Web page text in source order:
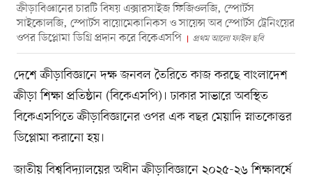
ক্রীড়াবিজ্ঞানের চারটি বিষয় এক্সারসাইজ ফিজিওলজি, স্পোর্টস
সাইকোলজি, স্পোর্টস বায়োমেকানিকস ও সায়েন্স অব স্পোর্টস ট্রেনিংয়ের
ওপর ডিপ্লোমা ডিগ্রি প্রদান করে বিকেএসপি
প্রথম আলো ফাইল ছবি
দেশে ক্রীড়াবিজ্ঞানে দক্ষ জনবল তৈরিতে কাজ করছে বাংলাদেশ
ক্রীড়া শিক্ষা প্রতিষ্ঠান (বিকেএসপি)। ঢাকার সাভারে অবস্থিত
বিকেএসপিতে ক্রীড়াবিজ্ঞানের ওপর এক বছর মেয়াদি স্নাতকোত্তর
ডিপ্লোমা করানো হয়।
জাতীয় বিশ্ববিদ্যালয়ের অধীন ক্রীড়াবিজ্ঞানে ২০২৫-২৬ শিক্ষাবর্ষে